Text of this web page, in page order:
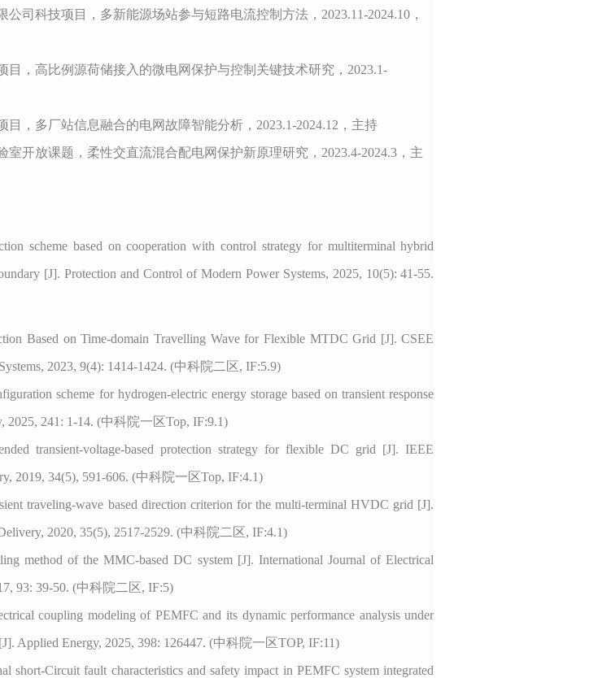
公司科技项目，多新能源场站参与短路电流控制方法，2023.11-2024.10，
目，高比例源荷储接入的微电网保护与控制关键技术研究，2023.1-
目，多厂站信息融合的电网故障智能分析，2023.1-2024.12 ，主持
室开放课题，柔性交直流混合配电网保护新原理研究，2023.4-2024.3，主
scheme based on cooperation with control strategy for multiterminalhybrid
[J]. Protection and Control of Modern Power Systems, 2025, 10(5): 41-55.
Based on Time-domain Travelling Wave for Flexible MTDC Grid [J]. CSEE
2023, 9(4): 1414-1424. (中科院二区, IF:5.9)
scheme for hydrogen-electric energy storage based on transient response
2025, 241: 1-14. (中科院一区Top, IF:9.1)
transient-voltage-based protection strategy for flexible DC grid [J]. IEEE
2019, 34(5), 591-606. (中科院一区Top, IF:4.1)
traveling-wave based direction criterion for the multi-terminal HVDC grid [J].
2020, 35(5), 2517-2529. (中科院二区, IF:4.1)
method of the MMC-based DC system [J]. International Journal of Electrical
93: 39-50. (中科院二区, IF:5)
coupling modeling of PEMFC and its dynamic performance analysis under
Applied Energy, 2025, 398: 126447. (中科院一区TOP, IF:11)
short-Circuit fault characteristics and safety impact in PEMFC system integrated